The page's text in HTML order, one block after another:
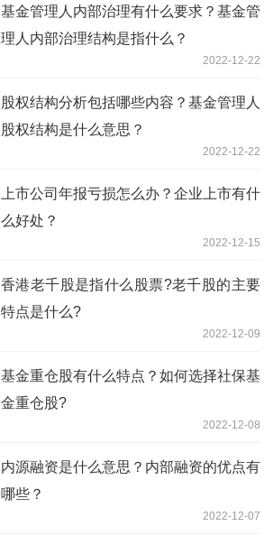
基金管理人内部治理有什么要求？基金管
理人内部治理结构是指什么？
2022-12-22
股权结构分析包括哪些内容？基金管理人
股权结构是什么意思？
2022-12-22
上市公司年报亏损怎么办？企业上市有什
么好处？
2022-12-15
香港老千股是指什么股票?老千股的主要
特点是什么?
2022-12-09
基金重仓股有什么特点？如何选择社保基
金重仓股?
2022-12-08
内源融资是什么意思？内部融资的优点有
哪些？
2022-12-07